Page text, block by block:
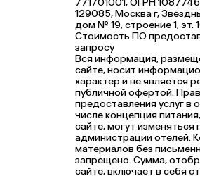
129085, Москва г,
дом № 19, строение 1, эт.
Стоимость ПО
запросу
Вся информация,
сайте, носит
характер и не является
публичной офертой.
предоставления услуг в
числе концепция
сайте, могут
администрации отелей.
материалов без
запрещено. Сумма,
сайте, включает в себя